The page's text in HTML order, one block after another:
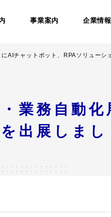
事業案内 企業情報
AIチャットボット、RPAソリューシ
業務自動化
出展しまし